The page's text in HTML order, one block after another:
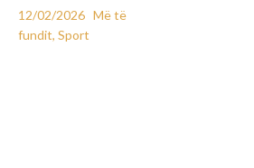
12/02/2026 Më të
fundit, Sport